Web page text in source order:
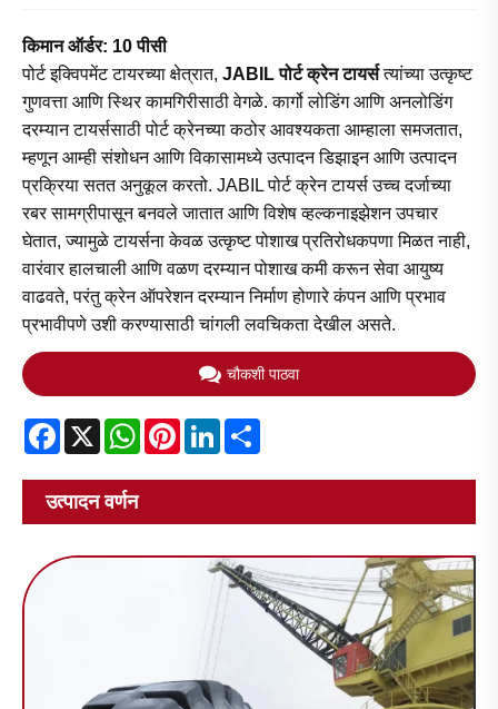
किमान ऑर्डर: 10 पीसी
पोर्ट इक्विपमेंट टायरच्या क्षेत्रात, JABIL पोर्ट क्रेन टायर्स त्यांच्या उत्कृष्ट
गुणवत्ता आणि स्थिर कामगिरीसाठी वेगळे. कार्गो लोडिंग आणि अनलोडिंग
दरम्यान टायर्ससाठी पोर्ट क्रेनच्या कठोर आवश्यकता आम्हाला समजतात,
म्हणून आम्ही संशोधन आणि विकासामध्ये उत्पादन डिझाइन आणि उत्पादन
प्रक्रिया सतत अनुकूल करतो. JABIL पोर्ट क्रेन टायर्स उच्च दर्जाच्या
रबर सामग्रीपासून बनवले जातात आणि विशेष व्हल्कनाइझेशन उपचार
घेतात, ज्यामुळे टायर्सना केवळ उत्कृष्ट पोशाख प्रतिरोधकपणा मिळत नाही,
वारंवार हालचाली आणि वळण दरम्यान पोशाख कमी करून सेवा आयुष्य
वाढवते, परंतु क्रेन ऑपरेशन दरम्यान निर्माण होणारे कंपन आणि प्रभाव
प्रभावीपणे उशी करण्यासाठी चांगली लवचिकता देखील असते.
चौकशी पाठवा
Facebook
X WhatsApp
PinterestLinkedIn
उत्पादन वर्णन